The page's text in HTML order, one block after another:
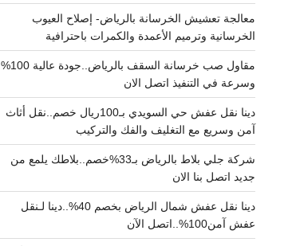
معالجة تعشيش الخرسانة بالرياض- إصلاح العيوب
الخرسانية وترميم الأعمدة والكمرات باحترافية
مقاول صب خرسانة السقف بالرياض..جودة عالية 100%
وسرعة في التنفيذ اتصل الان
دينا نقل عفش حي السويدي بـ100ريال خصم..نقل أثاث
آمن وسريع مع التغليف والفك والتركيب
شركة جلي بلاط بالرياض بـ33%خصم..بلاطك يلمع من
جديد اتصل بنا الان
دينا نقل عفش شمال الرياض بخصم 40%..دينا لـنقل
عفش آمن100%..اتصل الآن